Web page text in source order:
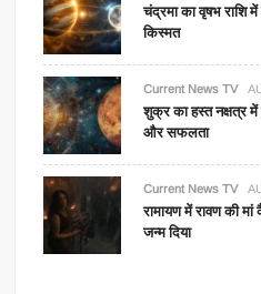
चंद्रमा का वृषभ राशि
किस्मत
Current News TV
शुक्र का हस्त नक्षत्र में
और सफलता
Current News TV
रामायण में रावण की
जन्म दिया